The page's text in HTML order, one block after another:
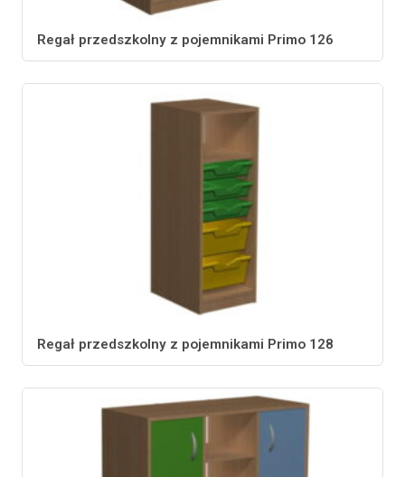
Regał przedszkolny z pojemnikami Primo 126
Regał przedszkolny z pojemnikami Primo 128